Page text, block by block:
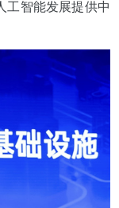
工智能发展提供中